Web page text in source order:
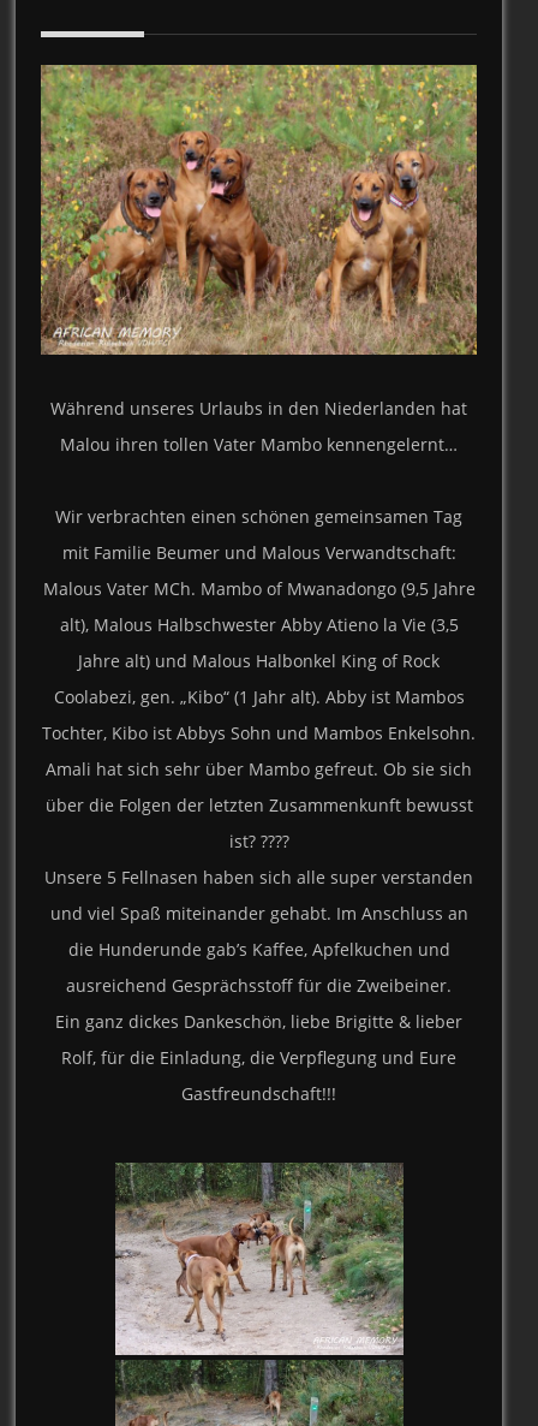
Während unseres Urlaubs in den Niederlanden hat
Malou ihren tollen Vater Mambo kennengelernt…
Wir verbrachten einen schönen gemeinsamen Tag
mit Familie Beumer und Malous Verwandtschaft:
Malous Vater MCh. Mambo of Mwanadongo (9,5 Jahre
alt), Malous Halbschwester Abby Atieno la Vie (3,5
Jahre alt) und Malous Halbonkel King of Rock
Coolabezi, gen. „Kibo“ (1 Jahr alt). Abby ist Mambos
Tochter, Kibo ist Abbys Sohn und Mambos Enkelsohn.
Amali hat sich sehr über Mambo gefreut. Ob sie sich
über die Folgen der letzten Zusammenkunft bewusst
ist? ????
Unsere 5 Fellnasen haben sich alle super verstanden
und viel Spaß miteinander gehabt. Im Anschluss an
die Hunderunde gab’s Kaffee, Apfelkuchen und
ausreichend Gesprächsstoff für die Zweibeiner.
Ein ganz dickes Dankeschön, liebe Brigitte & lieber
Rolf, für die Einladung, die Verpflegung und Eure
Gastfreundschaft!!!